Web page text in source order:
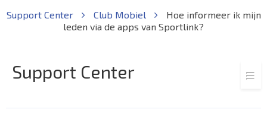
Support Center Club Mobiel
Hoe informeer ik mijn
leden via de apps van Sportlink?
Support Center